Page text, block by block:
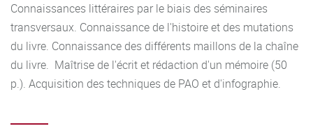
Italie, Espagne, Roumanie, Norvège).Le parcours métiers du
livre propose en outre des cours spécialisés assurés par
des enseignants-chercheurs (histoire, anglais, pratiques
rédactionnelles) et par des professionnels (édition, librairie,
infographie-PAO) ; s'y ajoute un séminaire mutualisé avec
du livre. Les étudiants du parcours 3 doivent réaliser une
Connaissances littéraires par le biais des séminaires
transversaux. Connaissance de l'histoire et des mutations
du livre. Connaissance des différents maillons de la chaîne
du livre. Maîtrise de l'écrit et rédaction d'un mémoire (50
p.). Acquisition des techniques de PAO et d'infographie.